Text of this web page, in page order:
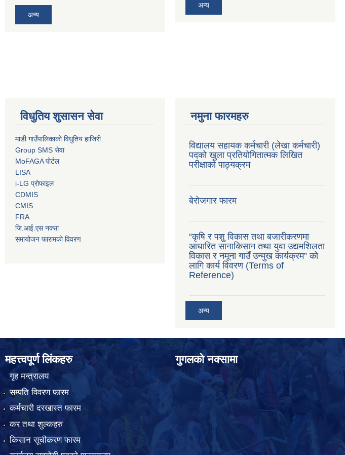
अन्य
अन्य
विधुतिय शुसासन सेवा
माडी गाउँपालिकाको विधुतिय हाजिरी
Group SMS सेवा
MoFAGA पोर्टल
LISA
i-LG प्रोफाइल
CDMIS
CMIS
FRA
जि.आई.एस नक्सा
समायोजन फारामको विवरण
नमुना फारमहरु
विद्यालय सहायक कर्मचारी (लेखा कर्मचारी)
पदको खुला प्रतियोगितात्मक लिखित
परीक्षाको पाठ्यक्रम
बेरोजगार फारम
“कृषि र पशु विकास तथा बजारीकरणमा
आधारित सानाकिसान तथा युवा उद्यमशिलता
विकास र नमूना गाउँ उन्मुख कार्यक्रम” को
लागि कार्य विवरण (Terms of
Reference)
अन्य
महत्त्वपूर्ण लिंकहरु
गृह मन्त्रालय
सम्पति विवरण फारम
कर्मचारी दरखास्त फारम
कर तथा शुल्कहरु
किसान सूचीकरण फारम
गुगलको नक्सामा